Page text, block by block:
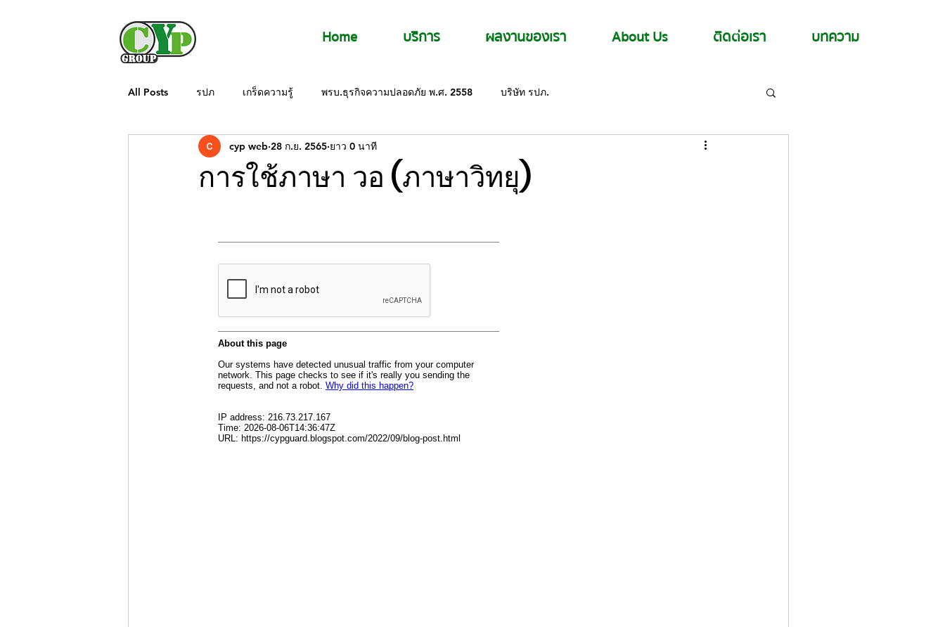
Home บริการ ผลงานของเรา About Us ติดต่อเรา บทความ
All Posts รปภ เกร็ดความรู้ พรบ.ธุรกิจความปลอดภัย พ.ศ. 2558 บริษัท รปภ.
ใบอนุญาตพนักงานรักษาความปลอดภัย (ธภ
การใช้ภาษา วอ (ภาษาวิทยุ)
cyp web 28 ก.ย. 2565 ยาว 0 นาที